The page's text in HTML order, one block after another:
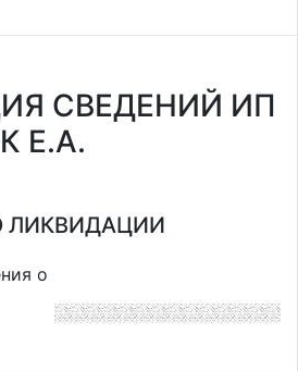
СВЕДЕНИЙ ИП
Е.А.
ЛИКВИДАЦИИ
о